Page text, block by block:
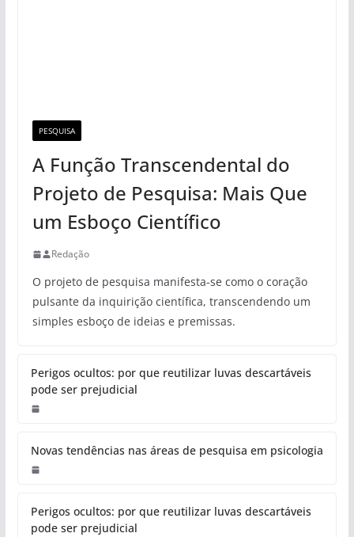
PESQUISA
A Função Transcendental do
Projeto de Pesquisa: Mais Que
um Esboço Científico
Redação
O projeto de pesquisa manifesta-se como o coração
pulsante da inquirição científica, transcendendo um
simples esboço de ideias e premissas.
Perigos ocultos: por que reutilizar luvas descartáveis
pode ser prejudicial
Novas tendências nas áreas de pesquisa em psicologia
Perigos ocultos: por que reutilizar luvas descartáveis
pode ser prejudicial